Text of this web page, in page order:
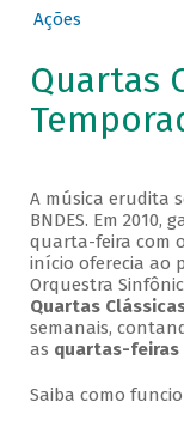
Ações
Quartas
A música erudita
BNDES. Em
quarta-feira com
início oferecia ao
Orquestra
Quartas
semanais,
as quartas-feiras
Saiba como